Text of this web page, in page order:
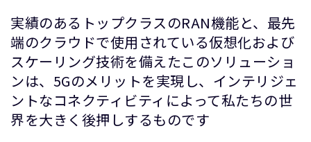
実績のあるトップクラスのRAN機能と、最先
端のクラウドで使用されている仮想化および
スケーリング技術を備えたこのソリューショ
ンは、5Gのメリットを実現し、インテリジェ
ントなコネクティビティによって私たちの世
界を大きく後押しするものです